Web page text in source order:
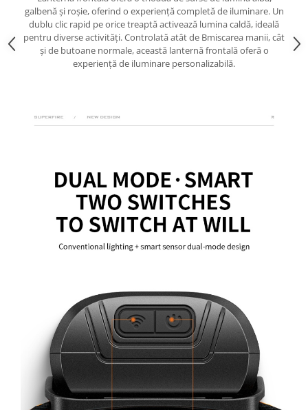
galbenă și roșie, oferind o experiență completă de iluminare. Un
dublu clic rapid pe orice treaptă activează lumina caldă, ideală
pentru diverse activități. Controlată atât de Bmiscarea manii, cât
și de butoane normale, această lanternă frontală oferă o
experiență de iluminare personalizabilă.